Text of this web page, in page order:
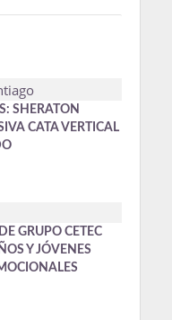
SHERATON
CATA VERTICAL
GRUPO CETEC
Y JÓVENES